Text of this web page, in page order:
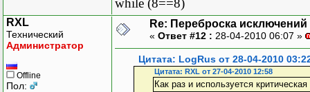
while (8==8)
RXL
Технический
Администратор
Offline
Пол:
Re: Переброска исключений
« Ответ #12 : 28-04-2010 06:07 »
Цитата: LogRus от 28-04-2010
Цитата: RXL от 27-04-2010 12:58
Как раз и используется